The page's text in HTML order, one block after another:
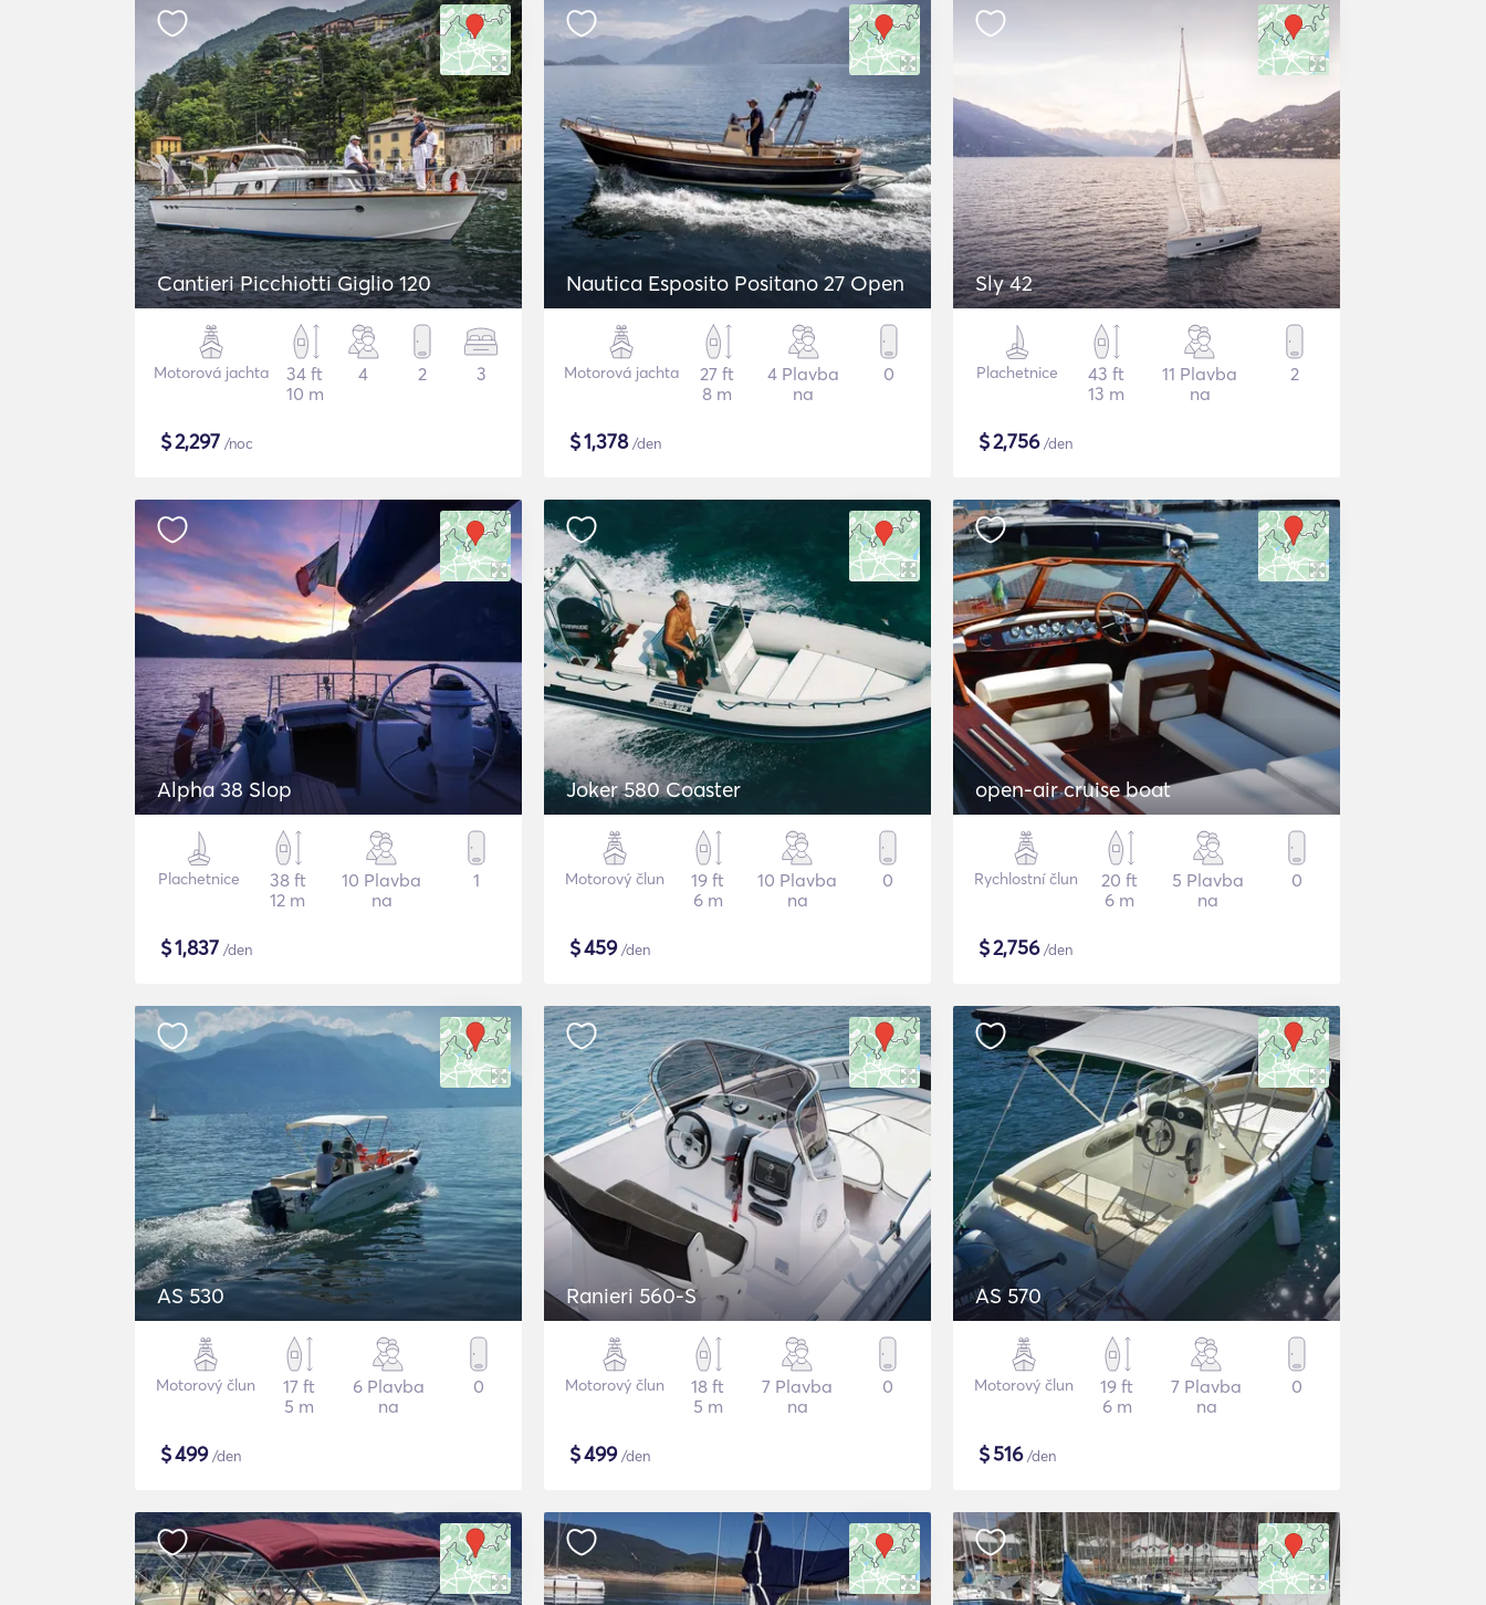
Cantieri Picchiotti Giglio 120
Motorová jachta
34 ft
10 m
4 2 3
$2,297 /noc
Nautica Esposito Positano 27 Open
Motorová jachta
27 ft
8 m
4 Plavba
na
0
$1,378/den
Sly 42
Plachetnice
43 ft
13 m
11 Plavba
na
2
$2,756/den
Alpha 38 Slop
Plachetnice
38 ft
12 m
10 Plavba
na
1
$1,837 /den
Joker 580 Coaster
Motorový člun
19 ft
6 m
10 Plavba
na
0
$459/den
open-air cruise boat
Rychlostní člun
20 ft
6 m
5 Plavba
na
0
$2,756/den
AS 530
Motorový člun
17 ft
5 m
6 Plavba
na
0
$499/den
Ranieri 560-S
Motorový člun
18 ft
5 m
7 Plavba
na
0
$499/den
AS 570
Motorový člun
19 ft
6 m
7 Plavba
na
0
$516/den